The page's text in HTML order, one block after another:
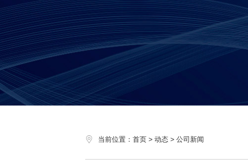
当前位置：首页 > 动态 > 公司新闻